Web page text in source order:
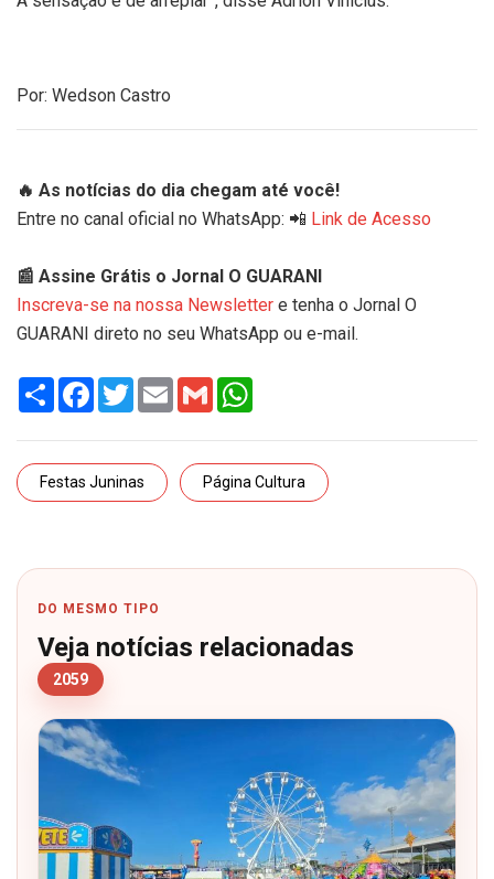
Por: Wedson Castro
🔥 As notícias do dia chegam até você!
Entre no canal oficial no WhatsApp: 📲 Link de Acesso
📰 Assine Grátis o Jornal O GUARANI
Inscreva-se na nossa Newsletter e tenha o Jornal O
GUARANI direto no seu WhatsApp ou e-mail.
Share Facebook
TwitterEmail Gmail
Festas Juninas Página Cultura
DO MESMO TIPO
Veja notícias relacionadas
2059